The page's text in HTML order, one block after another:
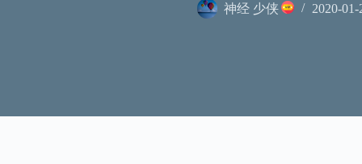
神经 少侠 2020-01-